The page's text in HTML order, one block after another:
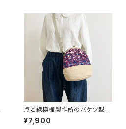
点と線模様製作所のバケツ型が
ま口バッグ(S)バード/ワイン
¥7,900